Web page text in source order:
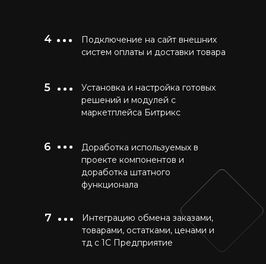
7
Интеграцию обмена заказами,
товарами, остатками, ценами и
тд с 1С Предприятие
6
Доработка используемых в
проекте компонентов и
доработка штатного
функционала
Установка и настройка готовых
решений и модулей с
маркетплейса Битрикс
5
4
Подключение на сайт внешних
систем оплаты и доставки товара